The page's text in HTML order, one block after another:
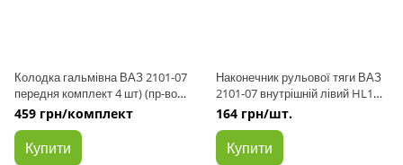
Колодка гальмівна ВАЗ 2101-07
передня комплект 4 шт) (пр-во
ЕзАТІ, м Єгорьєвськ)
459 грн/комплект
Купити
Наконечник рульової тяги ВАЗ
2101-07 внутрішній лівий HL1
3064 (пр-во HERZOG)
164 грн/шт.
Купити